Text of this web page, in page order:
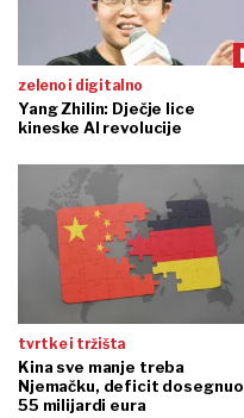
zeleno i digitalno
Yang Zhilin: Dječje lice
kineske AI revolucije
tvrtke i tržišta
Kina sve manje treba
Njemačku, deficit dosegnuo
55 milijardi eura